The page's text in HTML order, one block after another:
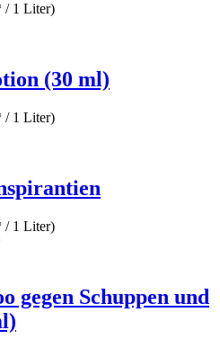
/ 1 Liter)
(30 ml)
/ 1 Liter)
/ 1 Liter)
gegen Schuppen und